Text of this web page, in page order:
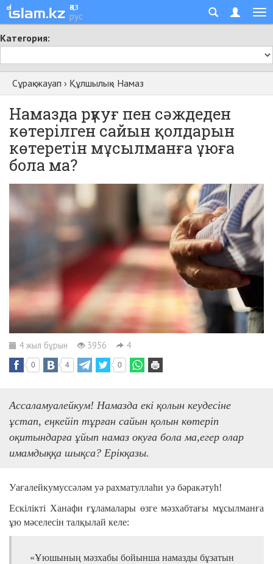
қаз
рус
Категория:
Сұрақ-жауап › Құлшылық› Намаз
Намазда рүкуғ пен сәждеден
көтерілген сайын қолдарын
көтеретін мұсылманға ұюға
бола ма?
4 жыл бұрын 3956 4
0 4 0
Ассаламуалейкум! Намазда екі қолын кеудесіне
ұстап, еңкейіп тұрған сайын қолын көтеріп
оқитындарға ұйып намаз окуға бола ма,егер олар
имамдыққа шықса? Ерікқазы.
Уағалейкумуссәләм уә рахматуллаһи уә бәракәтуһ!
Ескілікті Ханафи ғұламалары өзге мәзхабтағы мұсылманға
ұю мәселесін талқылай келе:
«Ұюшының мәзхабы бойынша намазды бұзатын